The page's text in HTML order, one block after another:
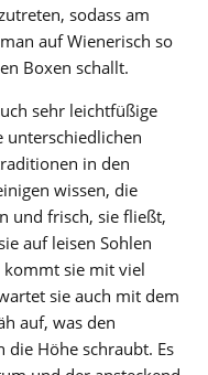
sodass am
auf Wienerisch so
Boxen schallt.
sehr leichtfüßige
unterschiedlichen
in den
wissen, die
und frisch, sie fließt,
auf leisen Sohlen
kommt sie mit viel
sie auch mit dem
auf, was den
Höhe schraubt. Es